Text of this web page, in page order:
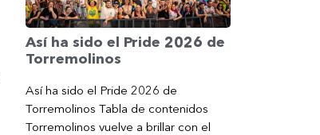
Así ha sido el Pride 2026 de
Torremolinos
Así ha sido el Pride 2026 de
Torremolinos Tabla de contenidos
Torremolinos vuelve a brillar con el